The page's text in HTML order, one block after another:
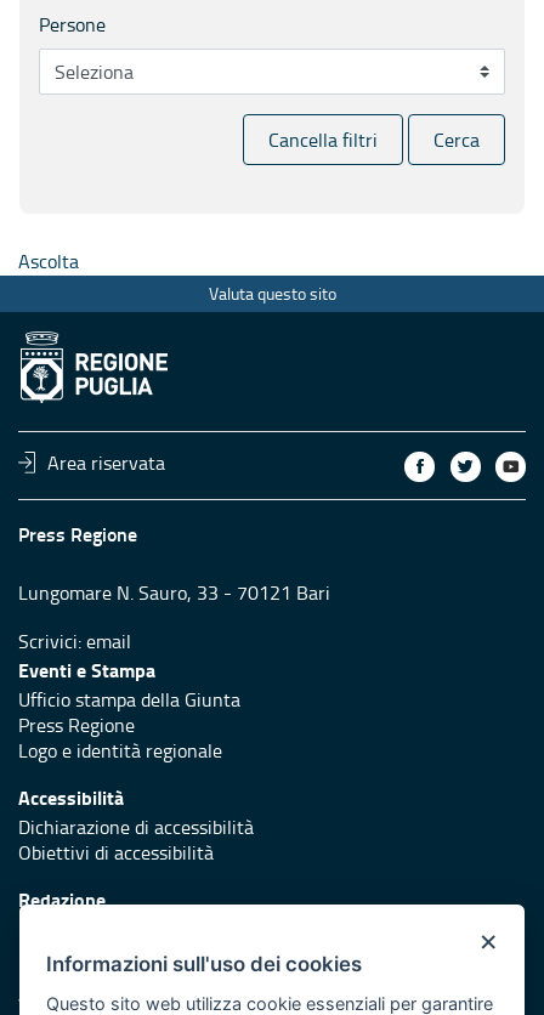
Persone
Cancella filtri Cerca
Ascolta
Valuta questo sito
Area riservata
Press Regione
Lungomare N. Sauro, 33 - 70121 Bari
Scrivici:email
Eventi e Stampa
Ufficio stampa della Giunta
Press Regione
Logo e identità regionale
Accessibilità
Dichiarazione di accessibilità
Obiettivi di accessibilità
Redazione
Protezione civile
Vai al sito di Protezione Civile Puglia
×
Informazioni sull'uso dei cookies
Questo sito web utilizza cookie essenziali per garantire